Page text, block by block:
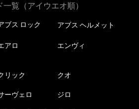
一覧（アイウエオ順）
ブス ロック アブス ヘルメット
アロ エンヴィ
リック クオ
ーヴェロ ジロ